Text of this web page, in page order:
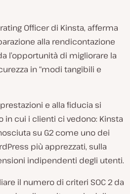
Officer di Kinsta, afferma
alla rendicontazione
l’opportunità di migliorare la
in “modi tangibili e
e alla fiducia si
cui i clienti ci vedono: Kinsta
su G2 come uno dei
più apprezzati, sulla
indipendenti degli utenti.
il numero di criteri SOC 2 da